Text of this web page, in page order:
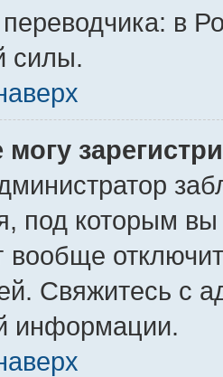
в
силы.
под которым вы
вообще
Свяжитесь с
информации.